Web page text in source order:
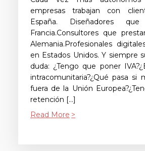
empresas trabajan con
España. Diseñadores
Francia.Consultores que
Alemania.Profesionales
en Estados Unidos. Y siempre
duda: ¿Tengo que poner
intracomunitaria?¿Qué pasa si
fuera de la Unión
retención […]
Read More